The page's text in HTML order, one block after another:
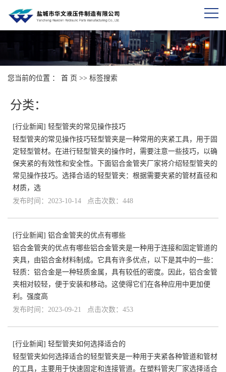
您当前的位置 ： 首 页 >> 标签搜索
分类：
[行业新闻 ] 轻型管夹的常见操作技巧
轻型管夹的常见操作技巧轻型管夹是一种常用的夹紧工具，用于固
定轻型管材。在进行轻型管夹的操作时，需要注意一些技巧，以确
保夹紧的有效性和安全性。下面铝合金管夹厂家将介绍轻型管夹的
常见操作技巧。选择合适的轻型管夹：根据需要夹紧的管材直径和
材质，选
发布时间：2023-10-14 点击次数：448
[行业新闻 ] 铝合金管夹的优点有哪些
铝合金管夹的优点有哪些铝合金管夹是一种用于连接和固定管道的
夹具，由铝合金材料制成。它具有许多优点，以下是其中的一些：
轻质：铝合金是一种轻质金属，具有较低的密度。因此，铝合金管
夹相对较轻，便于安装和移动。这使得它们在各种应用中更加便
利。强度高
发布时间：2023-09-21 点击次数：453
[行业新闻 ] 轻型管夹如何选择适合的
轻型管夹如何选择适合的轻型管夹是一种用于夹紧各种管道和管材
的工具，主要用于快速固定和连接管道。在塑料管夹厂家选择适合